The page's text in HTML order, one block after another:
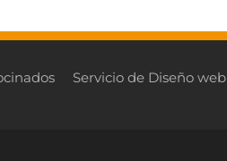
Servicio de Diseño web